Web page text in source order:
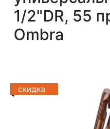
1/2"DR, 55
Ombra
скидка